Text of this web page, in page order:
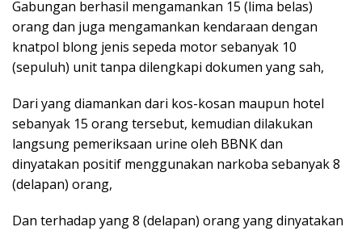
Gabungan berhasil mengamankan 15 (lima belas)
orang dan juga mengamankan kendaraan dengan
knatpol blong jenis sepeda motor sebanyak 10
(sepuluh) unit tanpa dilengkapi dokumen yang sah,
Dari yang diamankan dari kos-kosan maupun hotel
sebanyak 15 orang tersebut, kemudian dilakukan
langsung pemeriksaan urine oleh BBNK dan
dinyatakan positif menggunakan narkoba sebanyak 8
(delapan) orang,
Dan terhadap yang 8 (delapan) orang yang dinyatakan